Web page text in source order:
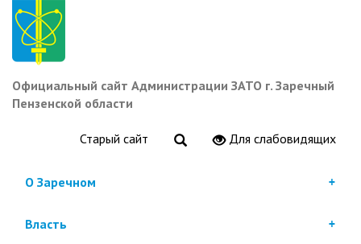
Перейти
основному
содержанию
Официальный сайт Администрации ЗАТО г. Заречный
Пензенской области
Старый сайт Для слабовидящих
О Заречном
Власть